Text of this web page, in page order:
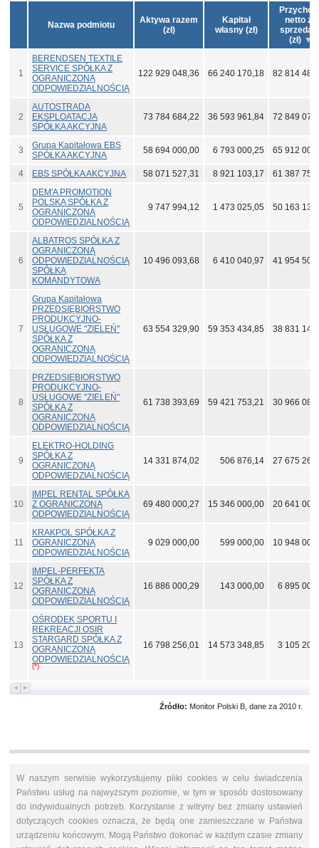
Nazwa podmiotu
Aktywa razem
(zł)
Kapitał
własny (zł)
netto ze
(zł)
1
BERENDSEN TEXTILE
SERVICE SPÓŁKA Z
OGRANICZONĄ
ODPOWIEDZIALNOŚCIĄ
122 929 048,36 66 240 170,18 82 814
2
AUTOSTRADA
EKSPLOATACJA
SPÓŁKA AKCYJNA
73 784 684,22 36 593 961,84 72 849
3
Grupa Kapitałowa EBS
SPÓŁKA AKCYJNA
58 694 000,00 6 793 000,25 65 912
4 EBS SPÓŁKA AKCYJNA 58 071 527,31 8 921 103,17 61 387
5
DEM'A PROMOTION
POLSKA SPÓŁKA Z
OGRANICZONĄ
ODPOWIEDZIALNOŚCIĄ
9 747 994,12 1 473 025,05 50 163
6
ALBATROS SPÓŁKA Z
OGRANICZONĄ
ODPOWIEDZIALNOŚCIĄ
SPÓŁKA
KOMANDYTOWA
10 496 093,68 6 410 040,97 41 954
7
Grupa Kapitałowa
PRZEDSIĘBIORSTWO
PRODUKCYJNO-
USŁUGOWE "ZIELEŃ"
SPÓŁKA Z
OGRANICZONĄ
ODPOWIEDZIALNOŚCIĄ
63 554 329,90 59 353 434,85 38 831
8
PRZEDSIĘBIORSTWO
PRODUKCYJNO-
USŁUGOWE "ZIELEŃ"
SPÓŁKA Z
OGRANICZONĄ
ODPOWIEDZIALNOŚCIĄ
61 738 393,69 59 421 753,21 30 966
9
ELEKTRO-HOLDING
SPÓŁKA Z
OGRANICZONĄ
ODPOWIEDZIALNOŚCIĄ
14 331 874,02 506 876,14 27 675
10
IMPEL RENTAL SPÓŁKA
Z OGRANICZONĄ
ODPOWIEDZIALNOŚCIĄ
69 480 000,27 15 346 000,00 20 641
11
KRAKPOL SPÓŁKA Z
OGRANICZONĄ
ODPOWIEDZIALNOŚCIĄ
9 029 000,00 599 000,00 10 948
12
IMPEL-PERFEKTA
SPÓŁKA Z
OGRANICZONĄ
ODPOWIEDZIALNOŚCIĄ
16 886 000,29 143 000,00 6 895
13
OŚRODEK SPORTU I
REKREACJI OSIR
STARGARD SPÓŁKA Z
OGRANICZONĄ
ODPOWIEDZIALNOŚCIĄ
(*)
16 798 256,01 14 573 348,85 3 105
Źródło: Monitor Polski B, dane za 2010 r.
W naszym serwisie wykorzystujemy pliki cookies w celu świadczenia
Państwu usług na najwyższym poziomie, w tym w sposób dostosowany
do indywidualnych potrzeb. Korzystanie z witryny bez zmiany ustawień
dotyczących cookies oznacza, że będą one zamieszczane w Państwa
urządzeniu końcowym. Mogą Państwo dokonać w każdym czasie zmiany